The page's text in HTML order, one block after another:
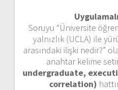
Soruyu “Üniversite
yalnızlık (UCLA) ile
arasındaki ilişki nedir?”
anahtar kelime
undergraduate,
correlation)